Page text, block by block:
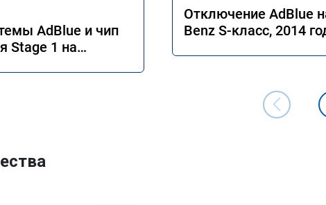
AdBlue и чип
Stage 1 на
Отключение AdBlue
Benz S-класс, 2014